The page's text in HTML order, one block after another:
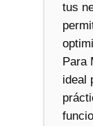
tus
Para
ideal